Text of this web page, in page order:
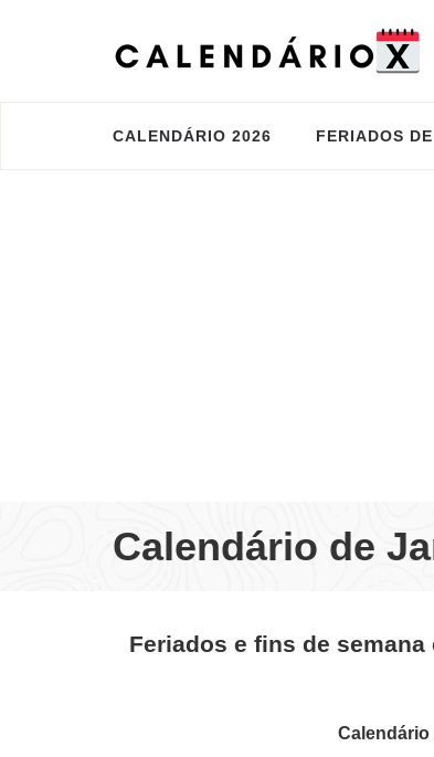
CALENDÁRIO 2026 FERIADOS
Calendário de
Feriados e fins de semana
Calendário